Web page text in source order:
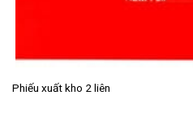
Phiếu xuất kho 2 liên